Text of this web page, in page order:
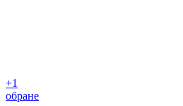
+1
обране